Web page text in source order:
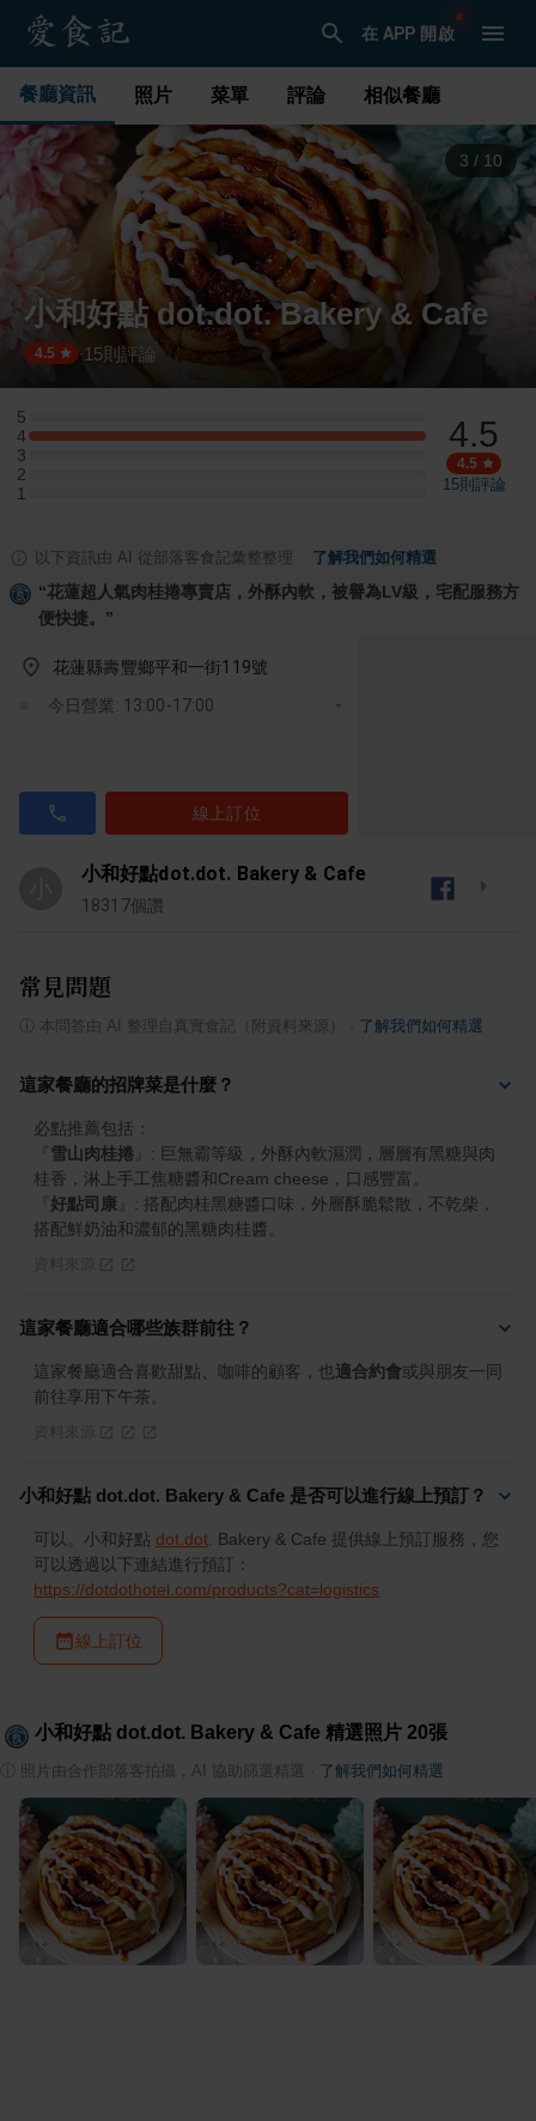
在 APP 開啟
餐廳資訊 照片 菜單 評論 相似餐廳
4 / 10
小和好點 dot.dot. Bakery & Cafe
4.5 · 15則評論
5
5 星：0 則評論
4
4 星：6 則評論
3
3 星：0 則評論
2
2 星：0 則評論
1
1 星：0 則評論
4.5
4.5
15則評論
以下資訊由 AI 從部落客食記彙整整理 了解我們如何精選
“花蓮超人氣肉桂捲專賣店，外酥內軟，被譽為LV級，宅配服務方
便快捷。 ”
花蓮縣壽豐鄉平和一街119號
今日營業: 13:00-17:00
線上訂位
小和好點dot.dot. Bakery & Cafe
18317個讚
常見問題
本問答由 AI 整理自真實食記（附資料來源） 了解我們如何精選
這家餐廳的招牌菜是什麼？
雪山肉桂捲
: 巨無霸等級，外酥內軟濕潤，層層有黑糖與肉
好點司康
: 搭配肉桂黑糖醬口味，外層酥脆鬆散，不乾柴，
搭配鮮奶油和濃郁的黑糖肉桂醬。
這家餐廳適合哪些族群前往？
這家餐廳適合喜歡甜點、咖啡的顧客，也 適合約會或與朋友一同
前往享用下午茶。
小和好點 dot.dot. Bakery & Cafe 是否可以進行線上預訂？
可以。小和好點 dot.dot . Bakery & Cafe 提供線上預訂服務，您
可以透過以下連結進行預訂：
https://dotdothotel.com/products?cat=logistics
線上訂位
小和好點 dot.dot. Bakery & Cafe 精選照片 20張
照片由合作部落客拍攝，AI 協助篩選精選 了解我們如何精選